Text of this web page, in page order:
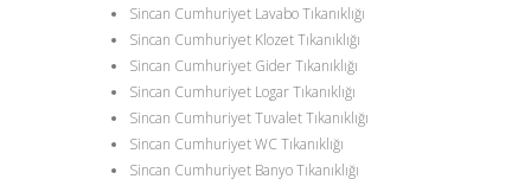
Sincan Cumhuriyet Lavabo Tıkanıklığı
Sincan Cumhuriyet Klozet Tıkanıklığı
Sincan Cumhuriyet Gider Tıkanıklığı
Sincan Cumhuriyet Logar Tıkanıklığı
Sincan Cumhuriyet Tuvalet Tıkanıklığı
Sincan Cumhuriyet WC Tıkanıklığı
Sincan Cumhuriyet Banyo Tıkanıklığı